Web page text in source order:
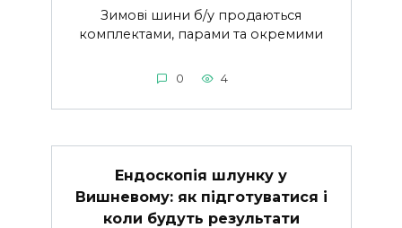
Зимові шини б/у продаються
комплектами, парами та окремими
0 4
Ендоскопія шлунку у
Вишневому: як підготуватися і
коли будуть результати